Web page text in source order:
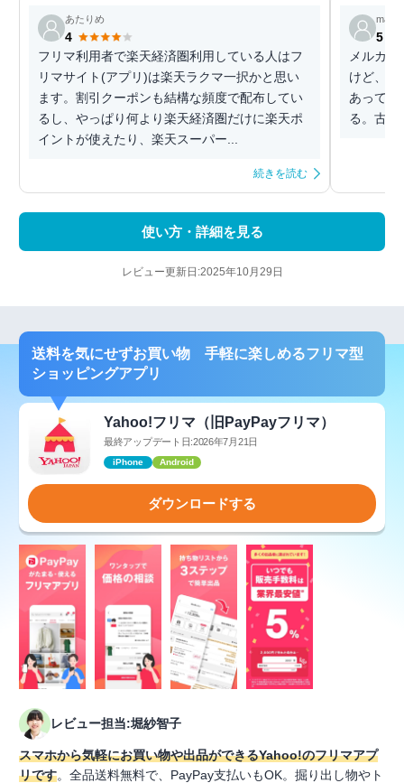
あたりめ
4
フリマ利用者で楽天経済圏利用している人はフ
リマサイト(アプリ)は楽天ラクマ一択かと思い
ます。割引クーポンも結構な頻度で配布してい
るし、やっぱり何より楽天経済圏だけに楽天ポ
イントが使えたり、楽天スーパー...
続きを読む
5
メルカ
けど、楽
あって、
る。古本
使い方・詳細を見る
レビュー更新日:2025年10月29日
送料を気にせずお買い物 手軽に楽しめるフリマ型
ショッピングアプリ
Yahoo!フリマ（旧PayPayフリマ）
最終アップデート日:2026年7月21日
iPhone Android
ダウンロードする
レビュー担当:堀紗智子
スマホから気軽にお買い物や出品ができるYahoo!のフリマアプ
リです。全品送料無料で、PayPay支払いもOK。掘り出し物やト